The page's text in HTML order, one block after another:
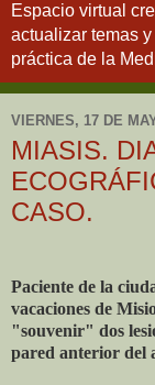
Espacio virtual
actualizar temas
práctica de la
VIERNES, 17 DE
MIASIS.
CASO.
Paciente de la
vacaciones de
"souvenir" dos
pared anterior del